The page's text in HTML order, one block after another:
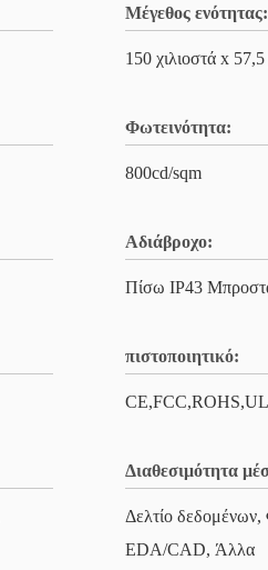
Μέγεθος ενότητας:
150 χιλιοστά x 57,5
Φωτεινότητα:
800cd/sqm
Αδιάβροχο:
Πίσω IP43
πιστοποιητικό:
Διαθεσιμότητα
Δελτίο
EDA/CAD, Άλλα